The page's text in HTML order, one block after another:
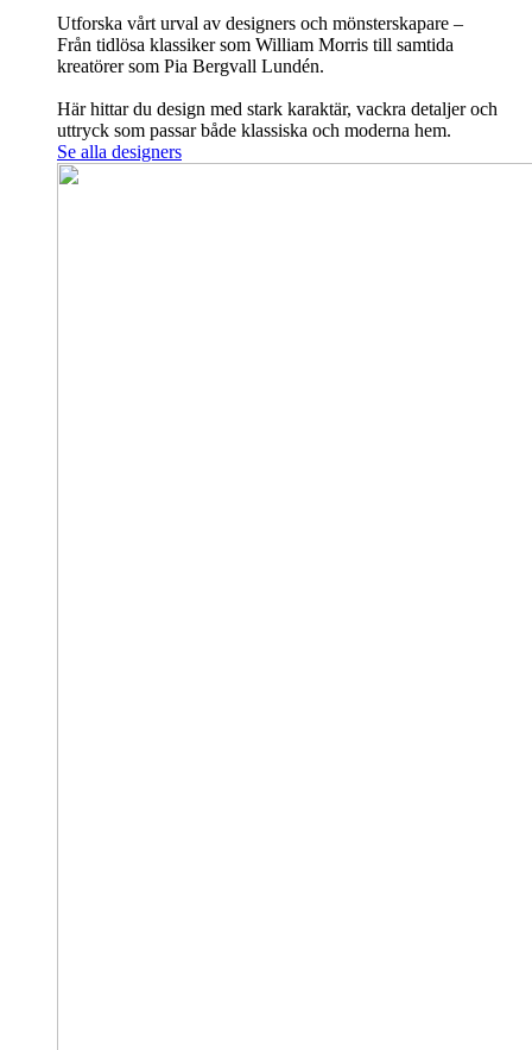
Utforska vårt urval av designers och mönsterskapare –
Från tidlösa klassiker som William Morris till samtida
kreatörer som Pia Bergvall Lundén.
Här hittar du design med stark karaktär, vackra detaljer och
uttryck som passar både klassiska och moderna hem.
Se alla designers